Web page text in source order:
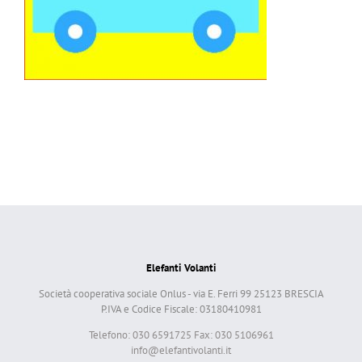
Elefanti Volanti
Società cooperativa sociale Onlus - via E. Ferri 99 25123 BRESCIA
P.IVA e Codice Fiscale: 03180410981
Telefono: 030 6591725 Fax: 030 5106961
info@elefantivolanti.it